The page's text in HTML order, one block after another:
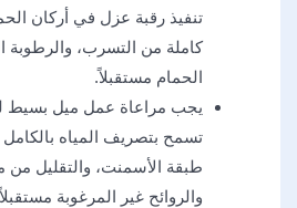
تنفيذ رقبة عزل في أركان
كاملة من التسرب، والرطوبة
الحمام مستقبلاً.
يجب مراعاة عمل ميل بسيط
تسمح بتصريف المياه
طبقة الأسمنت، والتقليل
والروائح غير المرغوبة